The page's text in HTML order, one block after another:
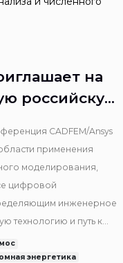
на
российскую
CADFEM/Ansys
применения
моделирования,
цифровой
инженерное
технологию и путь к
двойников.
энергетика